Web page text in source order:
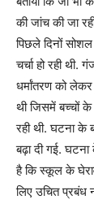
की जांच की जा
पिछले दिनों
चर्चा हो रही
धर्मांतरण को
थी जिसमें बच्चों
रही थी. घटना के
बढ़ा दी गई.
है कि स्कूल के
लिए उचित प्रबंध